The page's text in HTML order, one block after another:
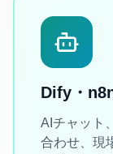
Dify・
AIチャット
合わせ、現